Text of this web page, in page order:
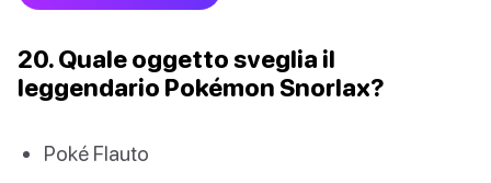
20. Quale oggetto sveglia il
leggendario Pokémon Snorlax?
Poké Flauto